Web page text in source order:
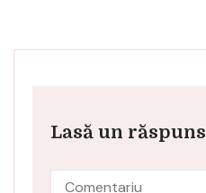
Lasă un răspuns